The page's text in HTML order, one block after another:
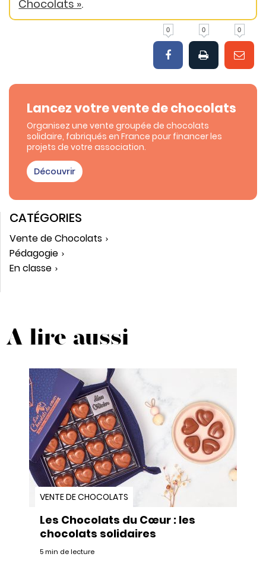
Chocolats ».
0 0 0
Lancez votre vente de chocolats
Organisez une vente groupée de chocolats
solidaire, fabriqués en France pour financer les
projets de votre association.
Découvrir
CATÉGORIES
Vente de Chocolats
Pédagogie
En classe
A lire aussi
VENTE DE CHOCOLATS
Les Chocolats du Cœur : les
chocolats solidaires
5 min de lecture